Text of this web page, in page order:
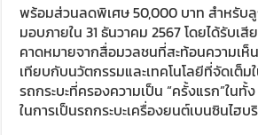
พร้อมส่วนลดพิเศษ 50,000 บาท สำหรับ
มอบภายใน 31 ธันวาคม 2567 โดยได้รับเ
คาดหมายจากสื่อมวลชนที่สะท้อนความเห็
เทียบกับนวัตกรรมและเทคโนโลยีที่จัดเต็ม
รถกระบะที่ครองความเป็น “ครั้งแรก”ในทั้
ในการเป็นรถกระบะเครื่องยนต์เบนซินไฮบ